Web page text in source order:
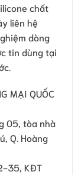
chất
liên hệ
dòng
tin dùng tại
MẠI QUỐC
05, tòa nhà
Q. Hoàng
35, KĐT